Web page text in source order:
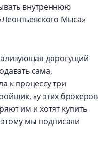
внутреннюю
Мыса»
дорогущий
сама,
к процессу три
«у этих брокеров
им и хотят купить
мы подписали